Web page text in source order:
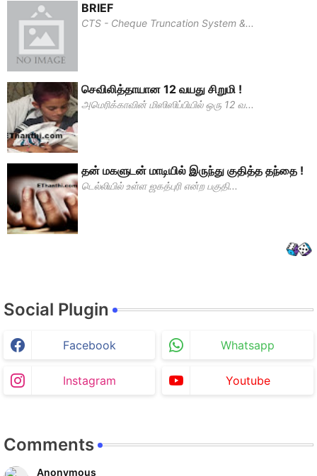
BRIEF
CTS - Cheque Truncation System &...
செவிலித்தாயான 12 வயது சிறுமி !
அமெரிக்காவின் மிஸிஸிப்பியில் ஒரு 12 வ...
தன் மகளுடன் மாடியில் இருந்து குதித்த தந்தை !
டெல்லியில் உள்ள ஜகத்புரி என்ற பகுதி...
Social Plugin
Facebook Whatsapp
Instagram Youtube
Comments
Anonymous